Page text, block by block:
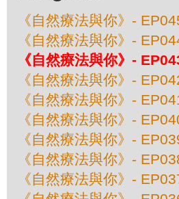
《自然療法與你》-
《自然療法與你》-
《自然療法與你》-
《自然療法與你》-
《自然療法與你》-
《自然療法與你》-
《自然療法與你》-
《自然療法與你》-
《自然療法與你》-